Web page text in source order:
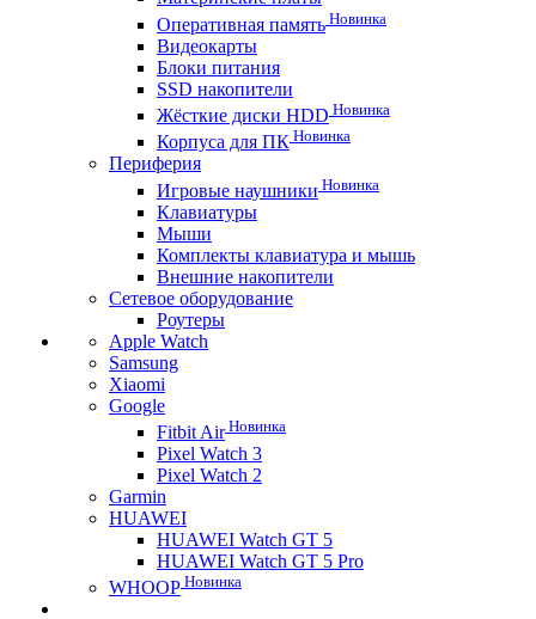
Оперативная память Новинка
Видеокарты
Блоки питания
SSD накопители
Жёсткие диски HDD Новинка
Корпуса для ПК Новинка
Периферия
Игровые наушники Новинка
Клавиатуры
Мыши
Комплекты клавиатура и мышь
Внешние накопители
Сетевое оборудование
Роутеры
Apple Watch
Samsung
Xiaomi
Google
Fitbit AirНовинка
Pixel Watch 3
Pixel Watch 2
Garmin
HUAWEI
HUAWEI Watch GT 5
HUAWEI Watch GT 5 Pro
WHOOP Новинка